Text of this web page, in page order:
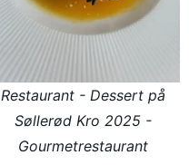
Restaurant - Dessert på
Søllerød Kro 2025 -
Gourmetrestaurant